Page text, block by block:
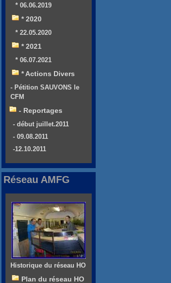
* 06.06.2019
* 2020
* 22.05.2020
* 2021
* 06.07.2021
* Actions Divers
- Pétition SAUVONS le
CFM
- Reportages
- début juillet.2011
- 09.08.2011
-12.10.2011
Réseau AMFG
Historique du réseau HO
Plan du réseau HO